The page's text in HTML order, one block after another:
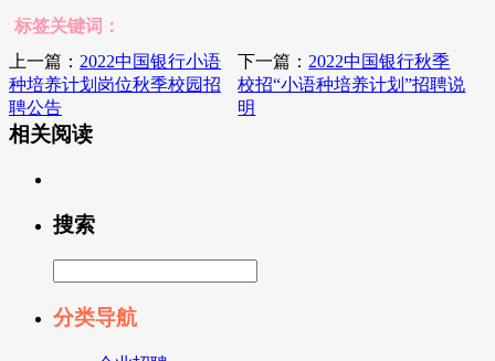
标签关键词：
上一篇： 2022中国银行小语
种培养计划岗位秋季校园招
聘公告
下一篇： 2022中国银行秋季
校招“小语种培养计划”招聘说
明
相关阅读
搜索
分类导航